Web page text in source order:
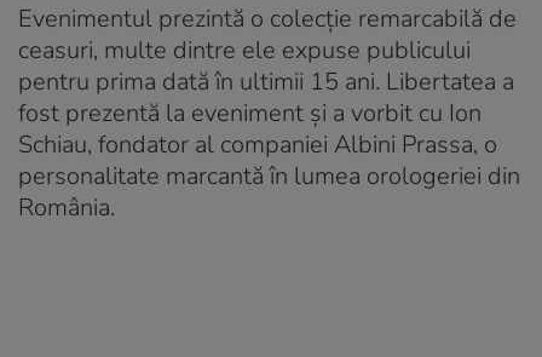
Evenimentul prezintă o colecție remarcabilă de
ceasuri, multe dintre ele expuse publicului
pentru prima dată în ultimii 15 ani. Libertatea a
fost prezentă la eveniment și a vorbit cu Ion
Schiau, fondator al companiei Albini Prassa, o
personalitate marcantă în lumea orologeriei din
România.